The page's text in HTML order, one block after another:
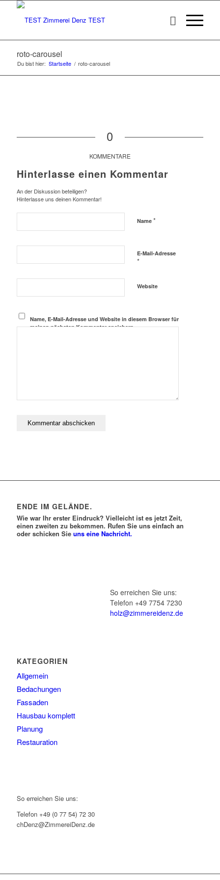
roto-carousel
Du bist hier: Startseite / roto-carousel
0
KOMMENTARE
Hinterlasse einen Kommentar
An der Diskussion beteiligen?
Hinterlasse uns deinen Kommentar!
Name *
E-Mail-Adresse
*
Website
Name, E-Mail-Adresse und Website in diesem Browser für
meinen nächsten Kommentar speichern.
ENDE IM GELÄNDE.
Wie war Ihr erster Eindruck? Vielleicht ist es jetzt Zeit,
einen zweiten zu bekommen. Rufen Sie uns einfach an
oder schicken Sie uns eine Nachricht.
So erreichen Sie uns:
Telefon +49 7754 7230
holz@zimmereidenz.de
KATEGORIEN
Allgemein
Bedachungen
Fassaden
Hausbau komplett
Planung
Restauration
So erreichen Sie uns:
Telefon +49 (0 77 54) 72 30
chDenz@ZimmereiDenz.de